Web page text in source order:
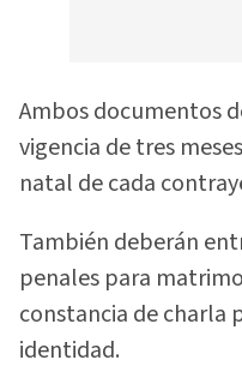
Ambos documentos
vigencia de tres
natal de cada
También deberán
penales para
constancia de charla
identidad.